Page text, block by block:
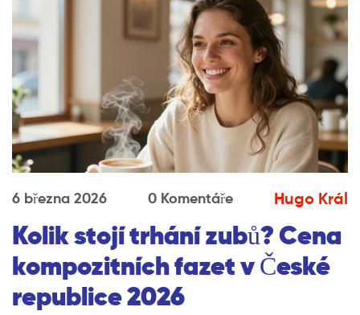
6 března 2026 0 Komentáře Hugo Král
Kolik stojí trhání zubů? Cena
kompozitních fazet v České
republice 2026